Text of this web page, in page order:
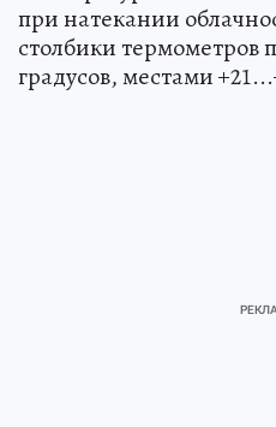
при натекании
столбики термометров
градусов, местами